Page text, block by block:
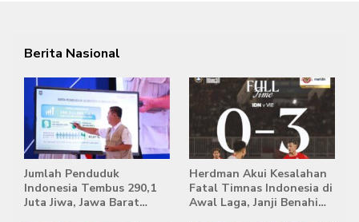
Berita Nasional
Jumlah Penduduk
Indonesia Tembus 290,1
Juta Jiwa, Jawa Barat
Herdman Akui Kesalahan
Fatal Timnas Indonesia di
Awal Laga, Janji Benahi